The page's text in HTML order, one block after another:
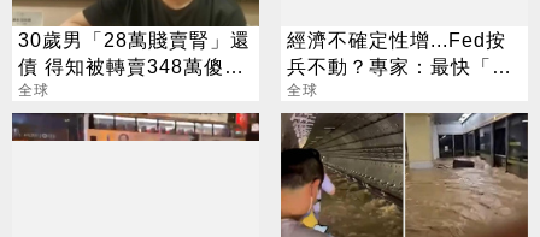
30歲男「28萬賤賣腎」還
債 得知被轉賣348萬傻眼
了
全球
經濟不確定性增...Fed按
兵不動？專家：最快「這
時」降息
全球